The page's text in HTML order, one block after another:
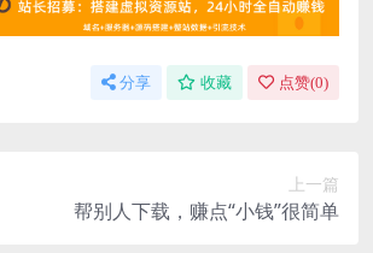
分享 收藏 点赞(0)
上一篇
帮别人下载，赚点“小钱”很简单